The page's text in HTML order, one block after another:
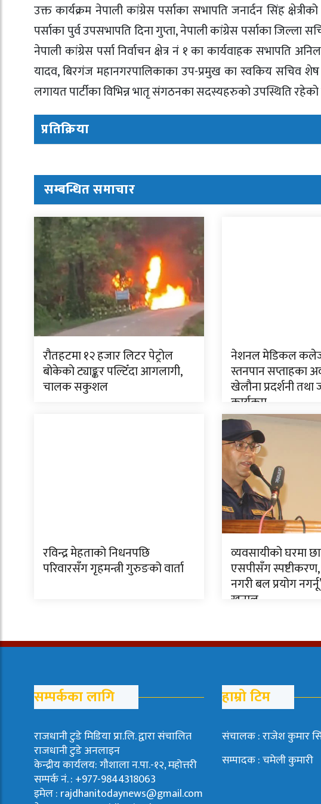
उक्त कार्यक्रम नेपाली कांग्रेस पर्साका सभापति जनार्दन सिंह
पर्साका पुर्व उपसभापति दिना गुप्ता, नेपाली कांग्रेस पर्साका
नेपाली कांग्रेस पर्सा निर्वाचन क्षेत्र नं १ का कार्यवाहक सभापति
यादव, बिरगंज महानगरपालिकाका उप-प्रमुख का स्वकिय सचिव शेष
लगायत पार्टीका विभिन्न भातृ संगठनका सदस्यहरुको उपस्थिति रहेको
प्रतिक्रिया
सम्बन्धित समाचार
रौतहटमा १२ हजार लिटर पेट्रोल
बोकेको ट्याङ्कर पल्टिँदा आगलागी,
चालक सकुशल
नेशनल मेडिकल
स्तनपान सप्ताहका
खेलौना प्रदर्शनी
कार्यक्रम
रविन्द्र मेहताको निधनपछि
परिवारसँग गृहमन्त्री गुरुङको वार्ता
व्यवसायीको घरमा
एसपीसँग स्पष्टीकरण,
नगरी बल प्रयोग
खनाल
सम्पर्कका लागि
राजधानी टुडे मिडिया प्रा.लि. द्वारा संचालित
राजधानी टुडे अनलाइन
केन्द्रीय कार्यलय: गौशाला न.पा.-१२, महोत्तरी
सम्पर्क नं. : +977-9844318063
इमेल : rajdhanitodaynews@gmail.com
हाम्रो टिम
संचालक : राजेश कुमार
सम्पादक : चमेली कुमारी